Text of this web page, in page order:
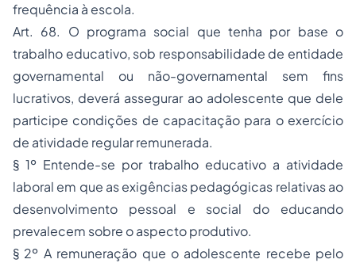
frequência à escola.
Art. 68. O programa social que tenha por base o
trabalho educativo, sob responsabilidade de entidade
governamental ou não-governamental sem fins
lucrativos, deverá assegurar ao adolescente que dele
participe condições de capacitação para o exercício
de atividade regular remunerada.
§ 1º Entende-se por trabalho educativo a atividade
laboral em que as exigências pedagógicas relativas ao
desenvolvimento pessoal e social do educando
prevalecem sobre o aspecto produtivo.
§ 2º A remuneração que o adolescente recebe pelo